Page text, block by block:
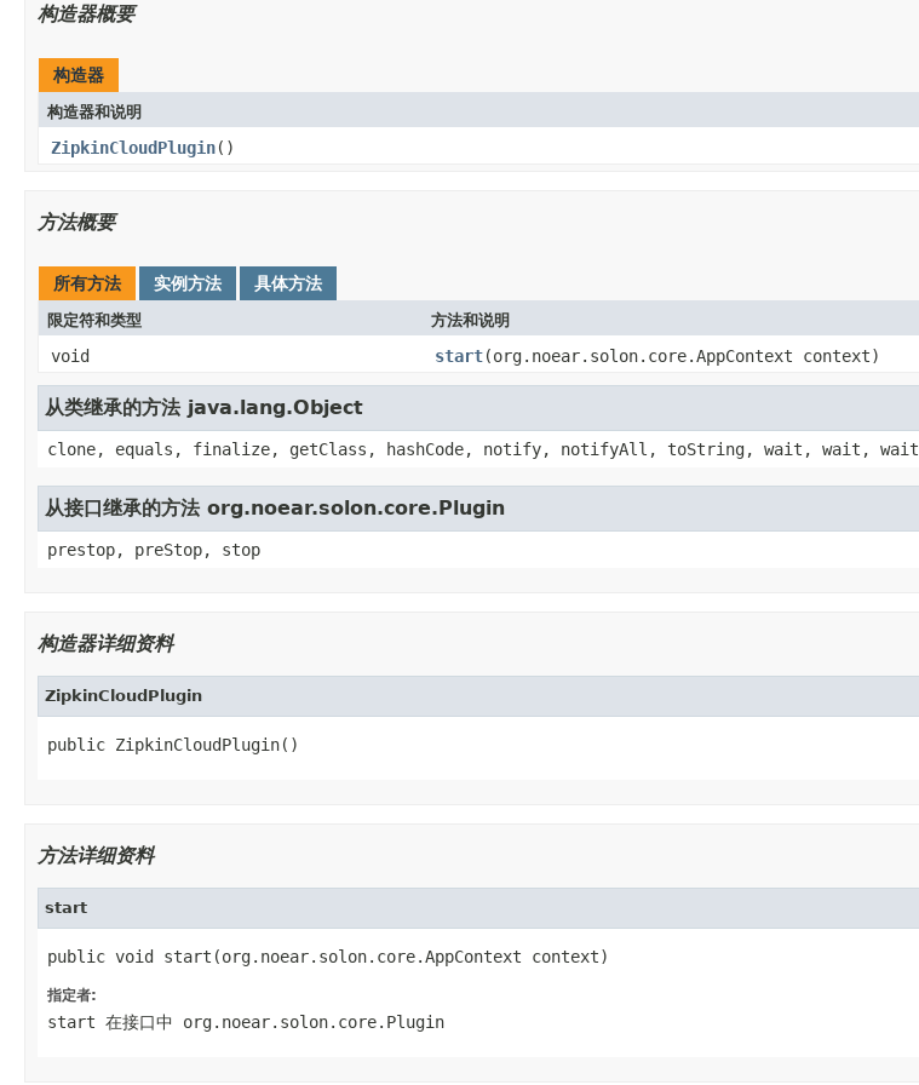
构造器概要
构造器
构造器和说明
ZipkinCloudPlugin()
方法概要
所有方法 实例方法 具体方法
限定符和类型 方法和说明
void start(org.noear.solon.core.AppContext context)
从类继承的方法 java.lang.Object
clone, equals, finalize, getClass, hashCode, notify, notifyAll, toString, wait, wait, wait
从接口继承的方法 org.noear.solon.core.Plugin
prestop, preStop, stop
构造器详细资料
ZipkinCloudPlugin
public ZipkinCloudPlugin()
方法详细资料
start
public void start(org.noear.solon.core.AppContext context)
指定者:
start 在接口中 org.noear.solon.core.Plugin